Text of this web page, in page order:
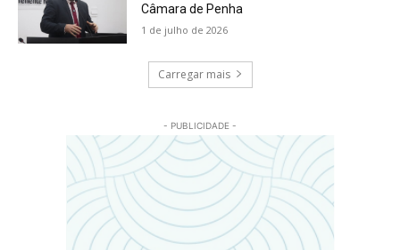
Câmara de Penha
1 de julho de 2026
Carregar mais
- PUBLICIDADE -